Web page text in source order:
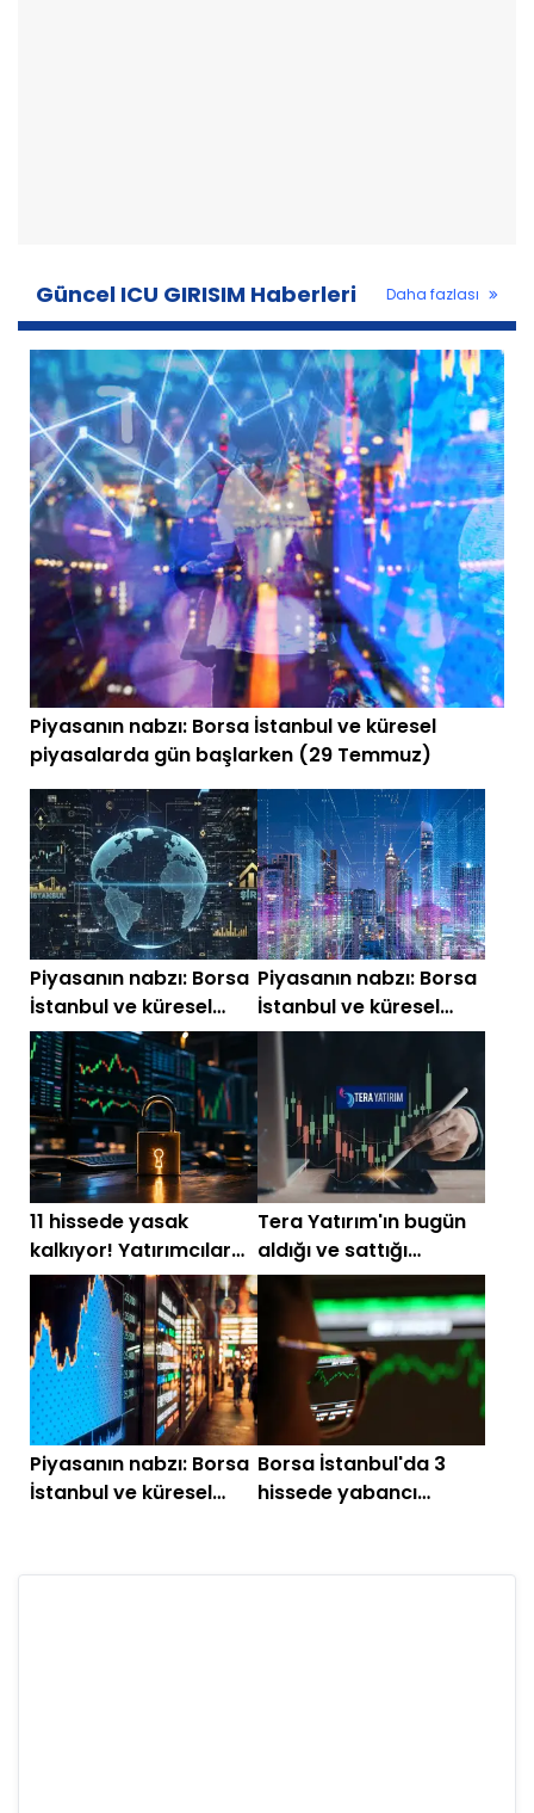
Güncel ICU GIRISIM Haberleri Daha fazlası
Piyasanın nabzı: Borsa İstanbul ve küresel
piyasalarda gün başlarken (29 Temmuz)
Piyasanın nabzı: Borsa
İstanbul ve küresel
piyasalarda gün
başlarken (24 Haziran
2026)
Piyasanın nabzı: Borsa
İstanbul ve küresel
piyasalarda gün
başlarken (12 Haziran)
11 hissede yasak
kalkıyor! Yatırımcılar
bu listeyi takip ediyor
Tera Yatırım'ın bugün
aldığı ve sattığı
hisseler
Piyasanın nabzı: Borsa
İstanbul ve küresel
Borsa İstanbul'da 3
hissede yabancı